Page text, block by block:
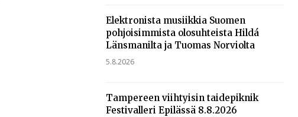
Elektronista musiikkia Suomen
pohjoisimmista olosuhteista Hildá
Länsmanilta ja Tuomas Norviolta
5.8.2026
Tampereen viihtyisin taidepiknik
Festivalleri Epilässä 8.8.2026